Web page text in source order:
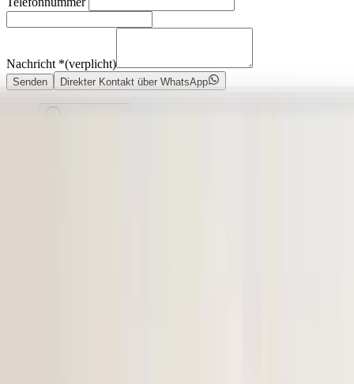
Nachricht *(verplicht)
Senden Direkter Kontakt über WhatsApp